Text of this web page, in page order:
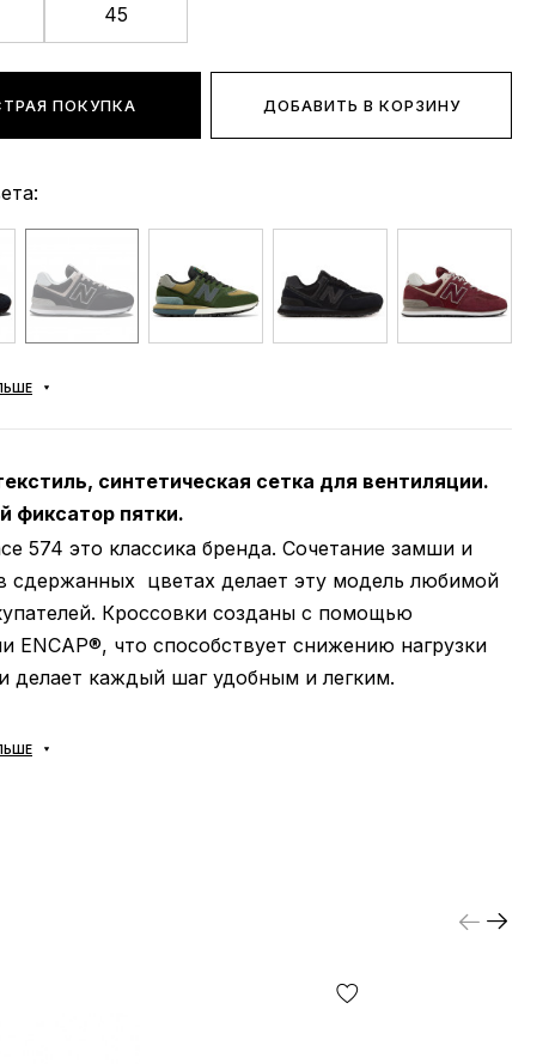
45
ПОКУПКА ДОБАВИТЬ В КОРЗИНУ
синтетическая сетка для вентиляции.
фиксатор пятки.
574 это классика бренда. Сочетание замши и
сдержанных цветах делает эту модель любимой
Кроссовки созданы с помощью
ENCAP®, что способствует снижению нагрузки
делает каждый шаг удобным и легким.
Пожалуйста, проверяйте и меряйте обувь на